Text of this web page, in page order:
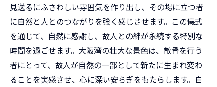
見送るにふさわしい雰囲気を作り出し、その場に立つ者
に自然と人とのつながりを強く感じさせます。この儀式
を通じて、自然に感謝し、故人との絆が永続する特別な
時間を過ごせます。大阪湾の壮大な景色は、散骨を行う
者にとって、故人が自然の一部として新たに生まれ変わ
ることを実感させ、心に深い安らぎをもたらします。自